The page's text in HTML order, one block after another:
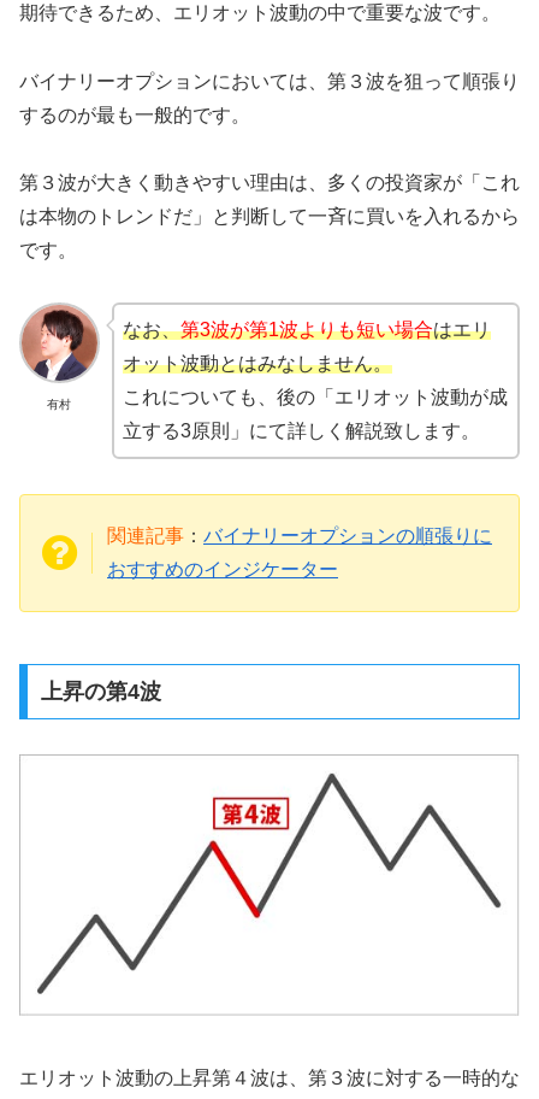
期待できるため、エリオット波動の中で重要な波です。
バイナリーオプションにおいては、第３波を狙って順張り
するのが最も一般的です。
第３波が大きく動きやすい理由は、多くの投資家が「これ
は本物のトレンドだ」と判断して一斉に買いを入れるから
です。
有村
なお、第3波が第1波よりも短い場合はエリ
オット波動とはみなしません。
これについても、後の「エリオット波動が成
立する3原則」にて詳しく解説致します。
関連記事 ： バイナリーオプションの順張りに
おすすめのインジケーター
上昇の第4波
エリオット波動の上昇第４波は、第３波に対する一時的な